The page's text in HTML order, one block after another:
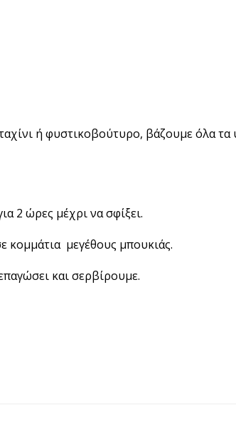
ή φυστικοβούτυρο, βάζουμε όλα
2 ώρες μέχρι να σφίξει.
κομμάτια μεγέθους μπουκιάς.
και σερβίρουμε.